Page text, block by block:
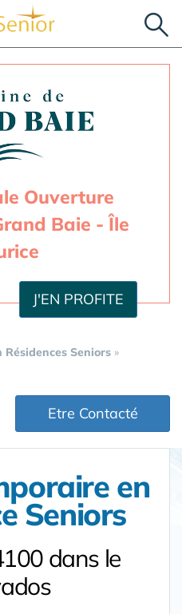
Ouverture
Baie - Île
J'EN PROFITE
Seniors »
Etre Contacté
en
Seniors
dans le